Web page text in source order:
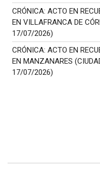
CRÓNICA: ACTO EN
EN VILLAFRANCA DE
17/07/2026)
CRÓNICA: ACTO EN
EN MANZANARES
17/07/2026)